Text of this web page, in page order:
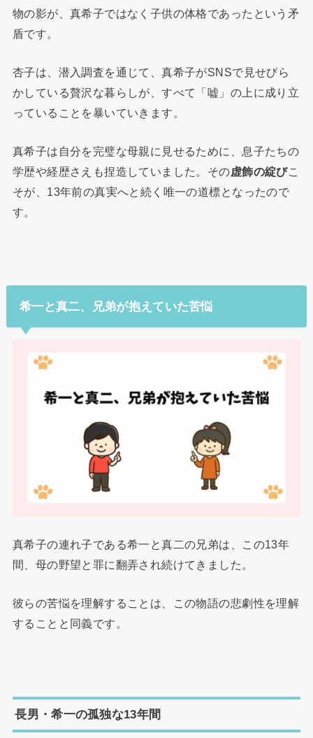
物の影が、真希子ではなく子供の体格であったという矛
盾です。
杏子は、潜入調査を通じて、真希子がSNSで見せびら
かしている贅沢な暮らしが、すべて「嘘」の上に成り立
っていることを暴いていきます。
真希子は自分を完璧な母親に見せるために、息子たちの
学歴や経歴さえも捏造していました。その虚飾の綻びこ
そが、13年前の真実へと続く唯一の道標となったので
す。
希一と真二、兄弟が抱えていた苦悩
真希子の連れ子である希一と真二の兄弟は、この13年
間、母の野望と罪に翻弄され続けてきました。
彼らの苦悩を理解することは、この物語の悲劇性を理解
することと同義です。
長男・希一の孤独な13年間